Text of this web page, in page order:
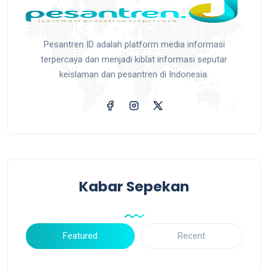
Pesantren ID adalah platform media informasi
terpercaya dan menjadi kiblat informasi seputar
keislaman dan pesantren di Indonesia.
Kabar Sepekan
Featured Recent